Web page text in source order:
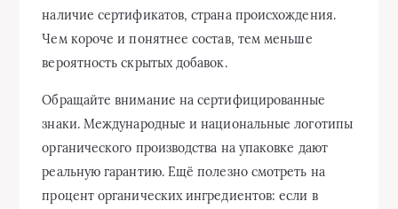
наличие сертификатов, страна происхождения.
Чем короче и понятнее состав, тем меньше
вероятность скрытых добавок.
Обращайте внимание на сертифицированные
знаки. Международные и национальные логотипы
органического производства на упаковке дают
реальную гарантию. Ещё полезно смотреть на
процент органических ингредиентов: если в